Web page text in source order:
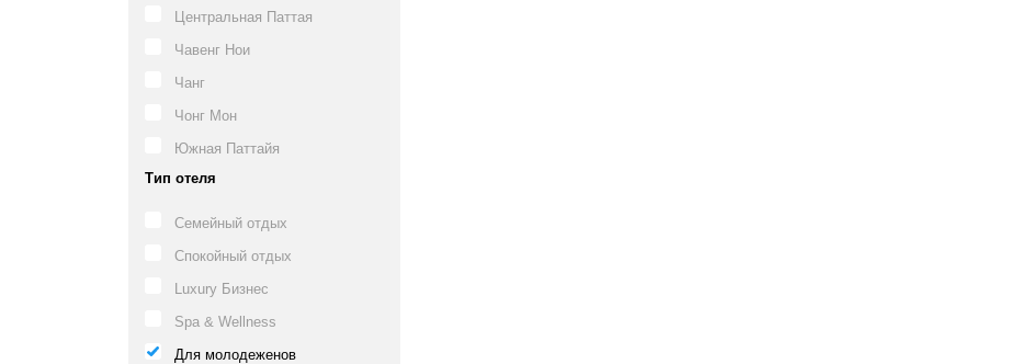
Центральная Паттая
Чавенг Нои
Чанг
Чонг Мон
Южная Паттайя
Тип отеля
Семейный отдых
Спокойный отдых
Luxury Бизнес
Spa & Wellness
Для молодеженов